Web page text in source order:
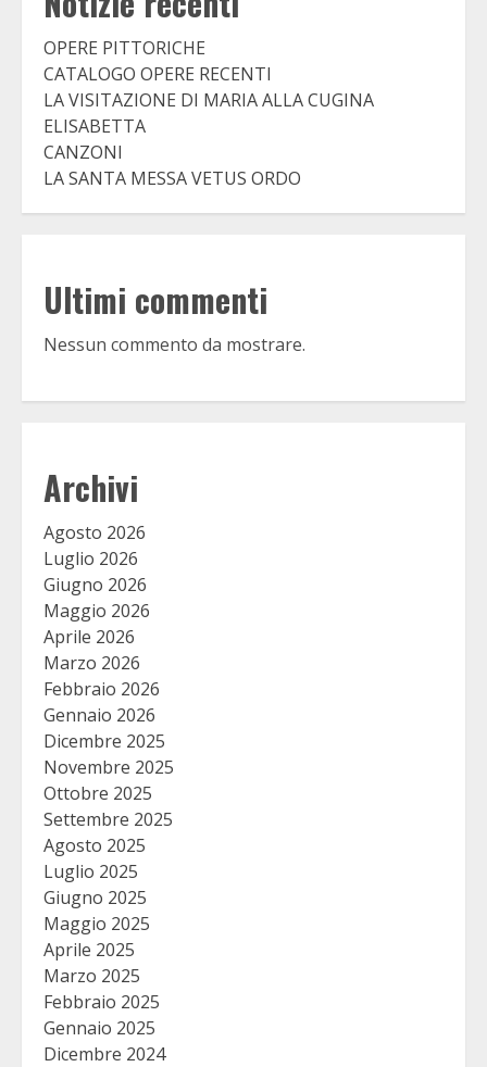
OPERE PITTORICHE
CATALOGO OPERE RECENTI
LA VISITAZIONE DI MARIA ALLA CUGINA
ELISABETTA
CANZONI
LA SANTA MESSA VETUS ORDO
Ultimi commenti
Nessun commento da mostrare.
Archivi
Agosto 2026
Luglio 2026
Giugno 2026
Maggio 2026
Aprile 2026
Marzo 2026
Febbraio 2026
Gennaio 2026
Dicembre 2025
Novembre 2025
Ottobre 2025
Settembre 2025
Agosto 2025
Luglio 2025
Giugno 2025
Maggio 2025
Aprile 2025
Marzo 2025
Febbraio 2025
Gennaio 2025
Dicembre 2024